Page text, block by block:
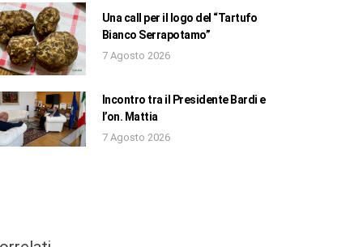
Una call per il logo del “Tartufo
Bianco Serrapotamo”
7 Agosto 2026
Incontro tra il Presidente Bardi e
l’on. Mattia
7 Agosto 2026